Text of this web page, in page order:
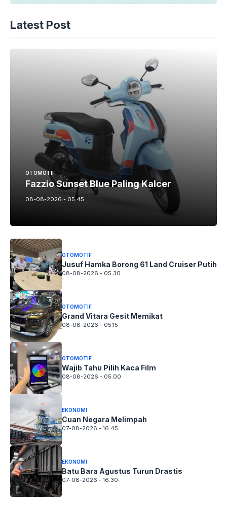
Latest Post
OTOMOTIF
Fazzio Sunset Blue Paling Kalcer
08-08-2026 - 05.45
OTOMOTIF
Jusuf Hamka Borong 61 Land Cruiser Putih
08-08-2026 - 05.30
OTOMOTIF
Grand Vitara Gesit Memikat
08-08-2026 - 05.15
OTOMOTIF
Wajib Tahu Pilih Kaca Film
08-08-2026 - 05.00
EKONOMI
Cuan Negara Melimpah
07-08-2026 - 16.45
EKONOMI
Batu Bara Agustus Turun Drastis
07-08-2026 - 16.30